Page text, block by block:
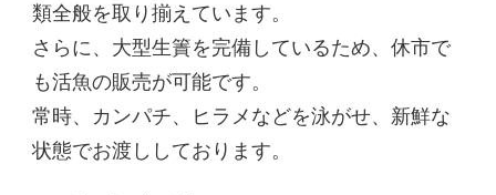
類全般を取り揃えています。
さらに、大型生簀を完備しているため、休市で
も活魚の販売が可能です。
常時、カンパチ、ヒラメなどを泳がせ、新鮮な
状態でお渡ししております。